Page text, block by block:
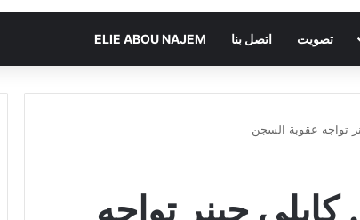
تصويت اتصل بنا ELIE ABOU NAJEM
تواجه عقوبة السجن
جينر تواجه